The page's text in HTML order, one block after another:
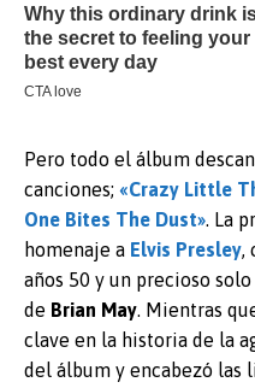
Pero todo el álbum
canciones; «Crazy Little
One Bites The Dust». La
homenaje a Elvis Presley,
años 50 y un precioso
de Brian May. Mientras
clave en la historia de la
del álbum y encabezó las